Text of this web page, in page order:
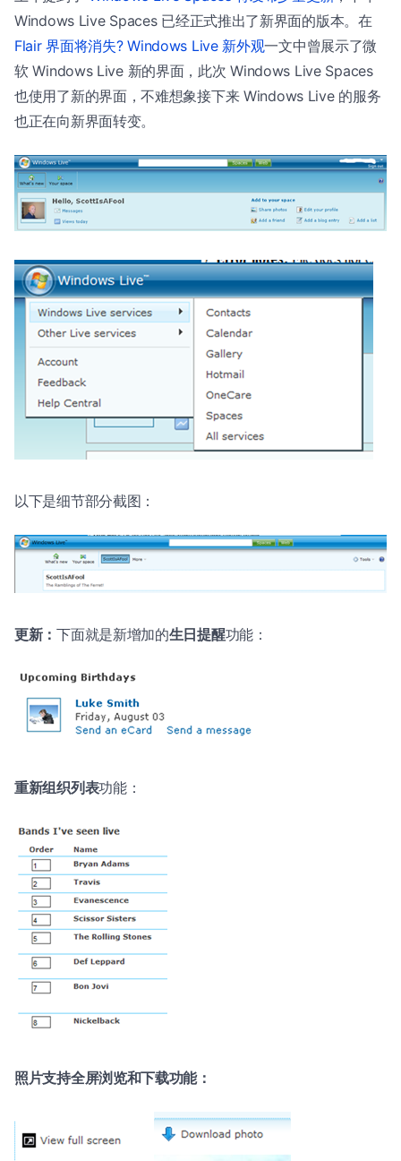
Windows Live Spaces 已经正式推出了新界面的版本。在
Flair 界面将消失? Windows Live 新外观一文中曾展示了微
软 Windows Live 新的界面，此次 Windows Live Spaces
也使用了新的界面，不难想象接下来 Windows Live 的服务
也正在向新界面转变。
以下是细节部分截图：
更新：下面就是新增加的生日提醒功能：
重新组织列表功能：
照片支持全屏浏览和下载功能：